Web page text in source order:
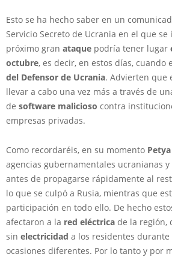
Esto se ha hecho saber en un
Servicio Secreto de Ucrania en el que
próximo gran ataque podría tener lugar
octubre, es decir, en estos días, cuando
del Defensor de Ucrania. Advierten que
llevar a cabo una vez más a través de
de software malicioso contra
empresas privadas.
Como recordaréis, en su momento Petya
agencias gubernamentales ucranianas
antes de propagarse rápidamente al
lo que se culpó a Rusia, mientras que
participación en todo ello. De hecho
afectaron a la red eléctrica de la región,
sin electricidad a los residentes durante
ocasiones diferentes. Por lo tanto y por